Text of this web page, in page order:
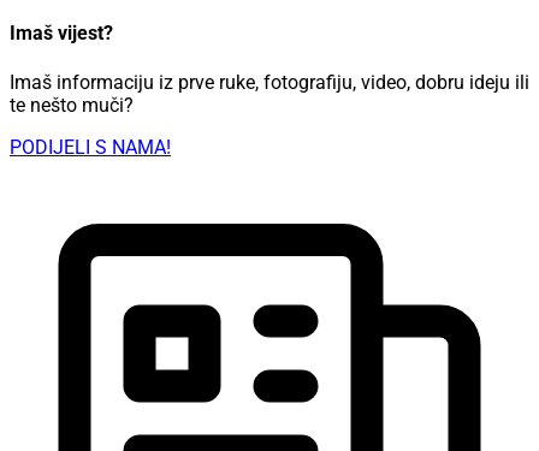
Imaš vijest?
Imaš informaciju iz prve ruke, fotografiju, video, dobru ideju ili
te nešto muči?
PODIJELI S NAMA!